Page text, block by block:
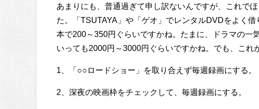
あまりにも、普通過ぎて申し訳ないんですが、これで
た。「TSUTAYA」や「ゲオ」でレンタルDVDをよく
本で200～350円ぐらいですかね。たまに、ドラマの一
いっても2000円～3000円ぐらいですかね。でも、これ
1、「○○ロードショー」を取り合えず毎週録画にする。
2、深夜の映画枠をチェックして、毎週録画にする。